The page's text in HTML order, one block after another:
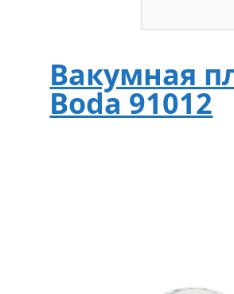
Вакумная
Bodа 91012